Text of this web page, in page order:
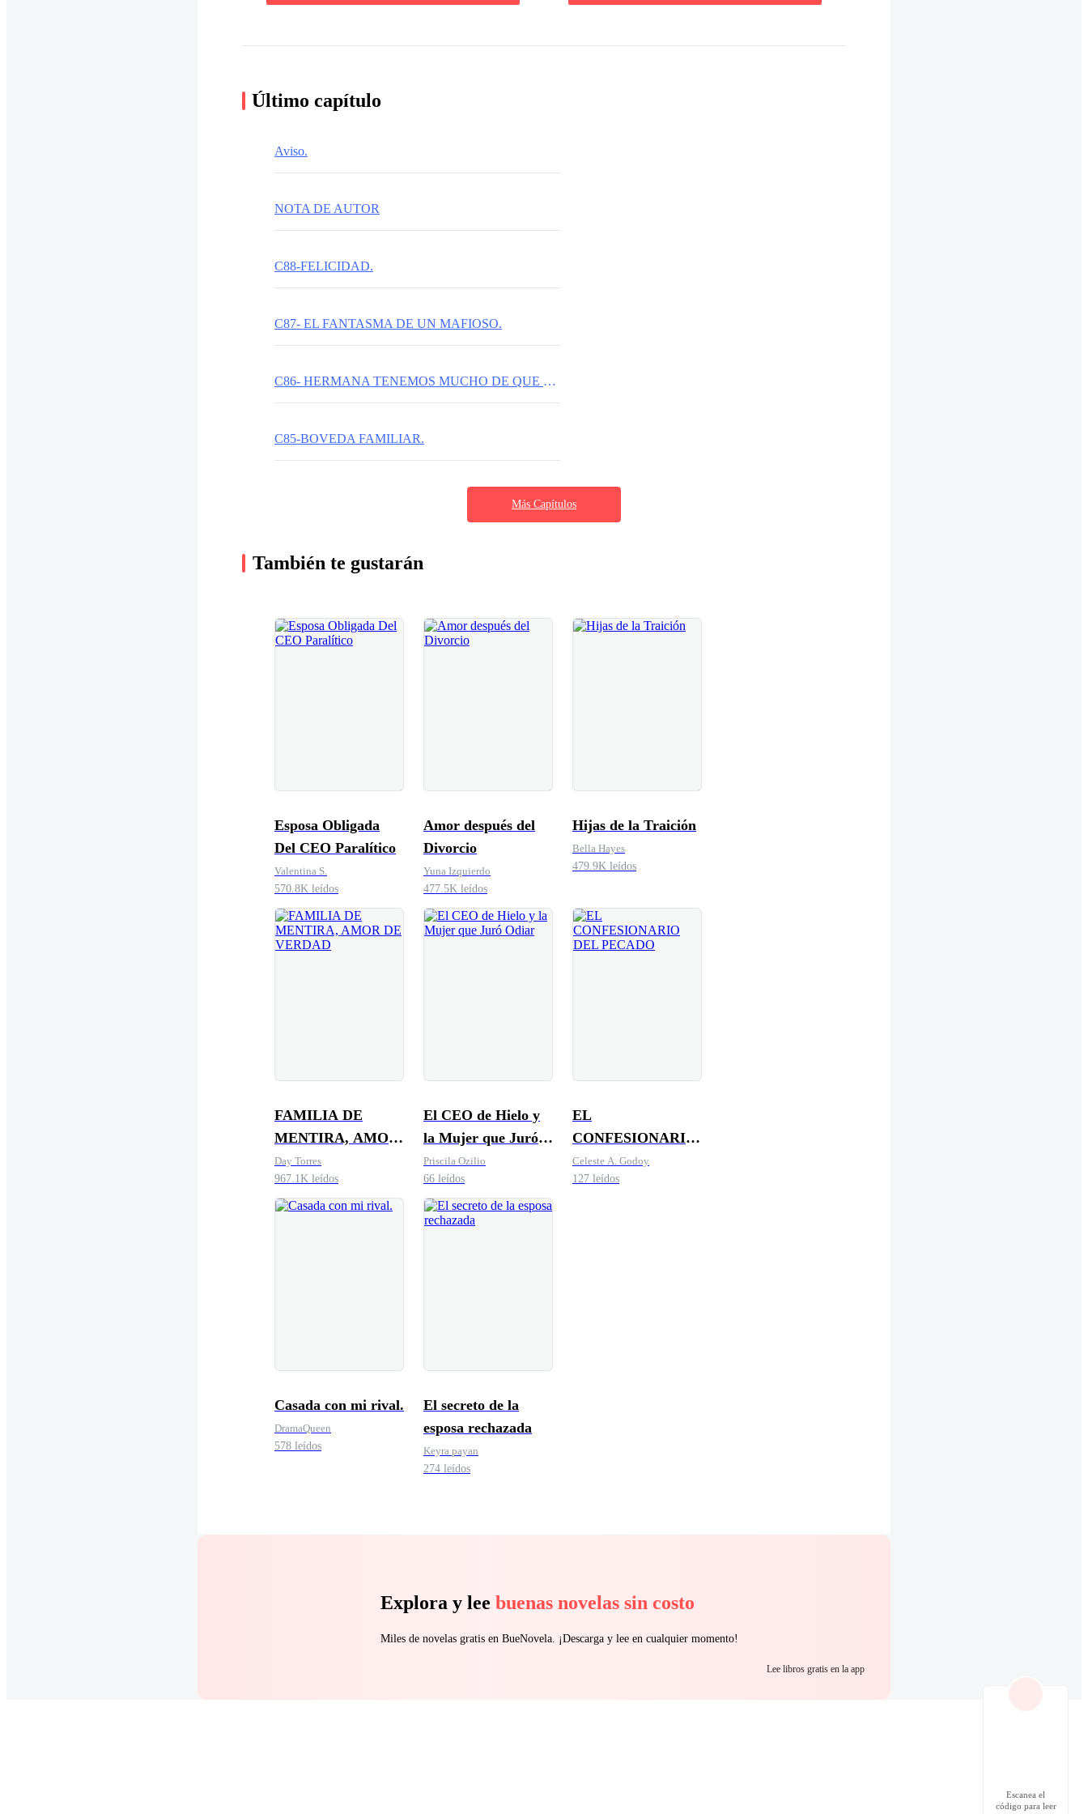
Último capítulo
Aviso.
NOTA DE AUTOR
C88-FELICIDAD.
C87- EL FANTASMA DE UN MAFIOSO.
C86- HERMANA TENEMOS MUCHO DE QUE HABLAR.
C85-BOVEDA FAMILIAR.
Más Capítulos
También te gustarán
Esposa Obligada
Del CEO Paralítico
Valentina S.
570.8K leídos
Amor después del
Divorcio
Yuna Izquierdo
477.5K leídos
Hijas de la Traición
Bella Hayes
479.9K leídos
FAMILIA DE
MENTIRA, AMOR
DE VERDAD
Day Torres
967.1K leídos
El CEO de Hielo y
la Mujer que Juró
Odiar
Priscila Ozilio
66 leídos
EL
CONFESIONARIO
DEL PECADO
Celeste A. Godoy
127 leídos
Casada con mi rival.
DramaQueen
578 leídos
El secreto de la
esposa rechazada
Keyra payan
274 leídos
Explora y lee buenas novelas sin costo
Miles de novelas gratis en BueNovela. ¡Descarga y lee en cualquier momento!
Lee libros gratis en la app
Escanea el
código para leer